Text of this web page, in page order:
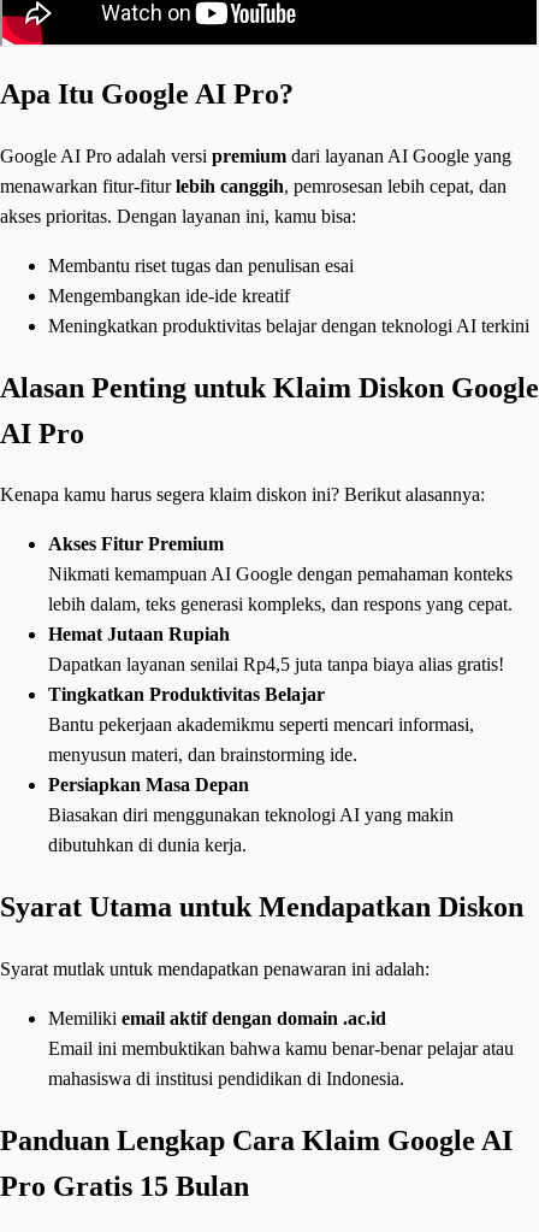
Apa Itu Google AI Pro?
Google AI Pro adalah versi premium dari layanan AI Google yang
menawarkan fitur-fiturlebih canggih, pemrosesan lebih cepat, dan
akses prioritas. Dengan layanan ini, kamu bisa:
Membantu riset tugas dan penulisan esai
Mengembangkan ide-ide kreatif
Meningkatkan produktivitas belajar dengan teknologi AI terkini
Alasan Penting untuk Klaim Diskon Google
AI Pro
Kenapa kamu harus segera klaim diskon ini? Berikut alasannya:
Akses Fitur Premium
Nikmati kemampuan AI Google dengan pemahaman konteks
lebih dalam, teks generasi kompleks, dan respons yang cepat.
Hemat Jutaan Rupiah
Dapatkan layanan senilai Rp4,5 juta tanpa biaya alias gratis!
Tingkatkan Produktivitas Belajar
Bantu pekerjaan akademikmu seperti mencari informasi,
menyusun materi, dan brainstorming ide.
Persiapkan Masa Depan
Biasakan diri menggunakan teknologi AI yang makin
dibutuhkan di dunia kerja.
Syarat Utama untuk Mendapatkan Diskon
Syarat mutlak untuk mendapatkan penawaran ini adalah:
Memiliki email aktif dengan domain .ac.id
Email ini membuktikan bahwa kamu benar-benar pelajar atau
mahasiswa di institusi pendidikan di Indonesia.
Panduan Lengkap Cara Klaim Google AI
Pro Gratis 15 Bulan